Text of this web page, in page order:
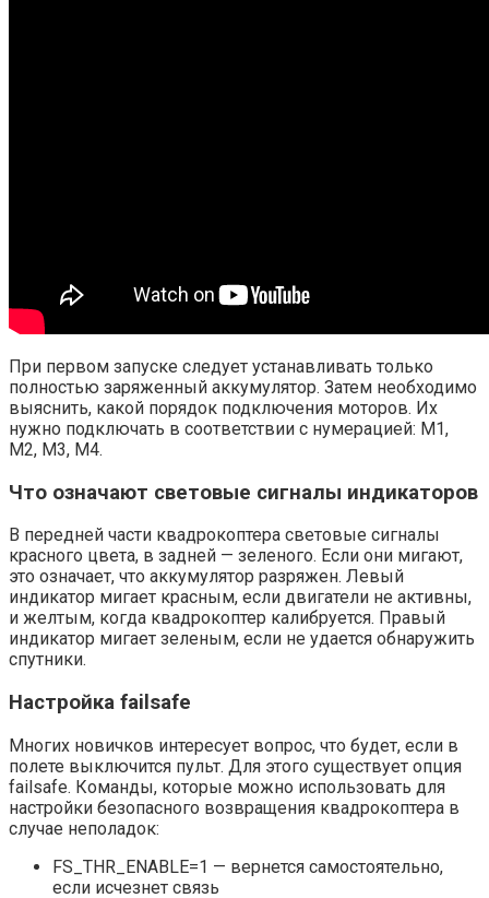
При первом запуске следует устанавливать только
полностью заряженный аккумулятор. Затем необходимо
выяснить, какой порядок подключения моторов. Их
нужно подключать в соответствии с нумерацией: М1,
М2, М3, М4.
Что означают световые сигналы индикаторов
В передней части квадрокоптера световые сигналы
красного цвета, в задней — зеленого. Если они мигают,
это означает, что аккумулятор разряжен. Левый
индикатор мигает красным, если двигатели не активны,
и желтым, когда квадрокоптер калибруется. Правый
индикатор мигает зеленым, если не удается обнаружить
спутники.
Настройка failsafe
Многих новичков интересует вопрос, что будет, если в
полете выключится пульт. Для этого существует опция
failsafe. Команды, которые можно использовать для
настройки безопасного возвращения квадрокоптера в
случае неполадок:
FS_THR_ENABLE=1 — вернется самостоятельно,
если исчезнет связь